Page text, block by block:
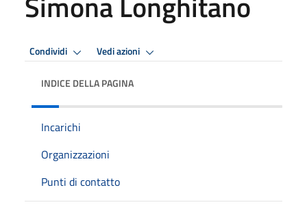
Condividi Vedi azioni
INDICE DELLA PAGINA
Incarichi
Organizzazioni
Punti di contatto